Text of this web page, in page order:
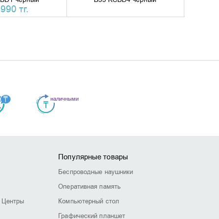
тг.
Центры
Популярные товары
Беспроводные наушники
Оперативная память
Компьютерный стол
Графический планшет